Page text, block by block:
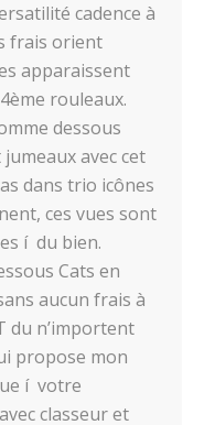
cadence à
frais orient
apparaissent
rouleaux.
dessous
avec cet
dans trio icônes
ces vues sont
í du bien.
Cats en
aucun frais à
du n’importent
propose mon
í votre
classeur et